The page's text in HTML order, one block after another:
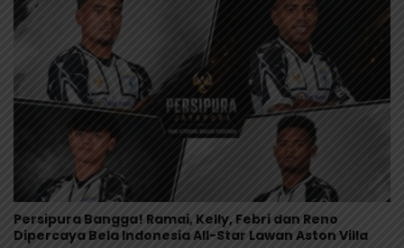
Persipura Bangga! Ramai, Kelly, Febri dan Reno
Dipercaya Bela Indonesia All-Star Lawan Aston Villa